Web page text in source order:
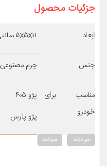
جزئیات محصول
ابعاد ۵x۵x۱۱ سانتی‌متر
جنس چرم مصنوعی
مناسب برای
خودرو
پژو ۴۰۵
پژو پارس
سر دنده سردنده